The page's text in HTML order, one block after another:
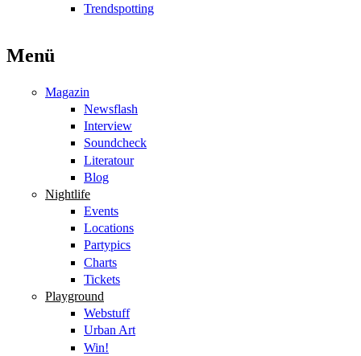
Trendspotting
Menü
Magazin
Newsflash
Interview
Soundcheck
Literatour
Blog
Nightlife
Events
Locations
Partypics
Charts
Tickets
Playground
Webstuff
Urban Art
Win!